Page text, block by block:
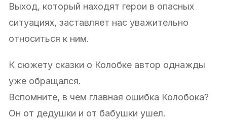
Выход, который находят герои в опасных
ситуациях, заставляет нас уважительно
относиться к ним.
К сюжету сказки о Колобке автор однажды
уже обращался.
Вспомните, в чем главная ошибка Колобока?
Он от дедушки и от бабушки ушел.